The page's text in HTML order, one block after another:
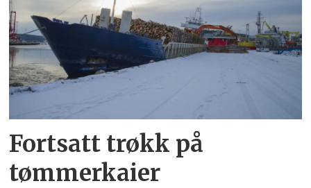
Fortsatt trøkk på
tømmerkaier